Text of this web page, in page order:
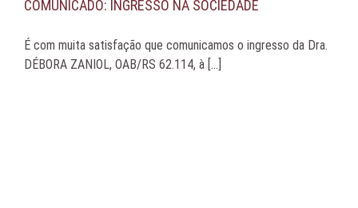
COMUNICADO: INGRESSO NA SOCIEDADE
É com muita satisfação que comunicamos o ingresso da Dra.
DÉBORA ZANIOL, OAB/RS 62.114, à [...]